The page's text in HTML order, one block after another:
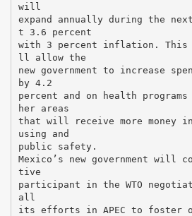
will
expand annually during the
t 3.6 percent
with 3 percent inflation. This
ll allow the
new government to increase
by 4.2
percent and on health
her areas
that will receive more money
using and
public safety.
Mexico’s new government will
tive
participant in the WTO
all
its efforts in APEC to foster